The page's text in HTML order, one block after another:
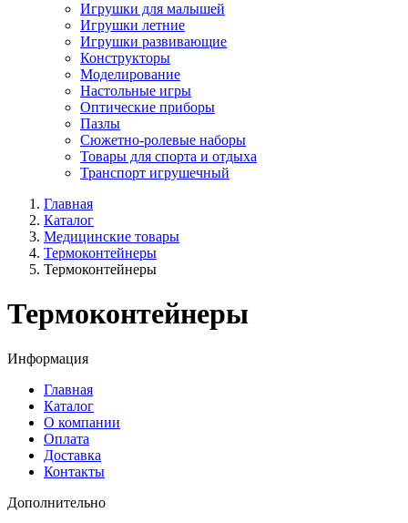
Игрушки для малышей
Игрушки летние
Игрушки развивающие
Конструкторы
Моделирование
Настольные игры
Оптические приборы
Пазлы
Сюжетно-ролевые наборы
Товары для спорта и отдыха
Транспорт игрушечный
Главная
Каталог
Медицинские товары
Термоконтейнеры
Термоконтейнеры
Термоконтейнеры
Информация
Главная
Каталог
О компании
Оплата
Доставка
Контакты
Дополнительно